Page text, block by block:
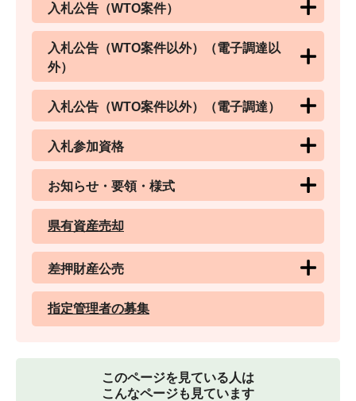
入札公告（WTO案件）
入札公告（WTO案件以外）（電子調達以
外）
入札公告（WTO案件以外）（電子調達）
入札参加資格
お知らせ・要領・様式
県有資産売却
差押財産公売
指定管理者の募集
このページを見ている人は
こんなページも見ています